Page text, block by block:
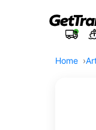
Home